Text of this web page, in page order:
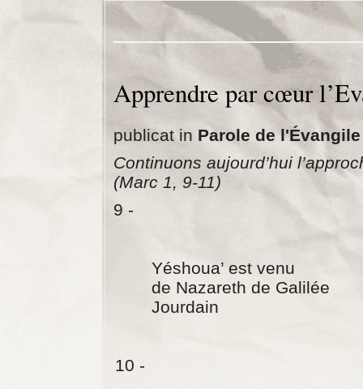
Apprendre par cœur
publicat in Parole de l'Évangile
Continuons aujourd’hui
(Marc 1, 9-11)
9 - Et il est
en ces
Yéshoua’ est
de Nazareth de
Jourdain
10 - et